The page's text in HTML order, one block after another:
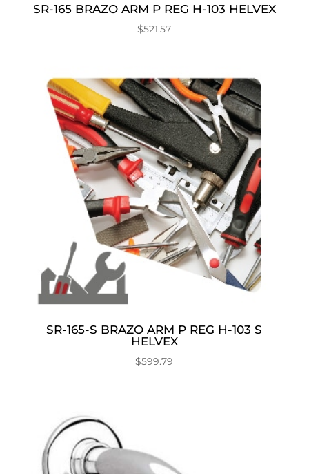
SR-165 BRAZO ARM P REG H-103 HELVEX
$521.57
SR-165-S BRAZO ARM P REG H-103 S
HELVEX
$599.79